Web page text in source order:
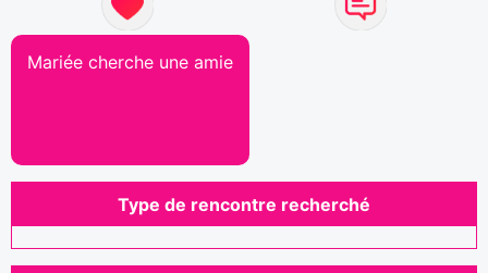
Mariée cherche une amie
Type de rencontre recherché